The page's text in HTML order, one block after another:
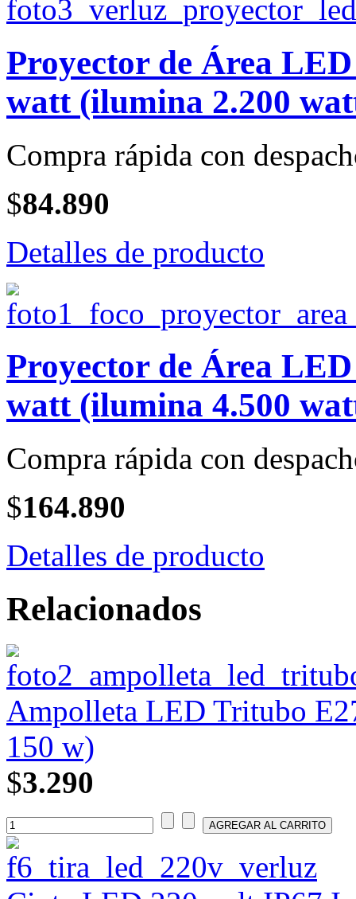
Proyector de Área
watt (ilumina 2.200
Compra rápida con
$84.890
Detalles de producto
Proyector de Área
watt (ilumina 4.500
Compra rápida con
$164.890
Detalles de producto
Relacionados
Ampolleta LED Tritubo
150 w)
$3.290